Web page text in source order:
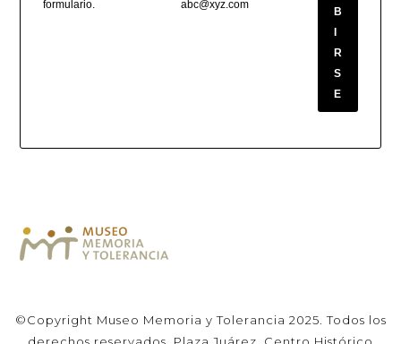
formulario.
abc@xyz.com
B
R
S
E
©Copyright Museo Memoria y Tolerancia 2025. Todos los